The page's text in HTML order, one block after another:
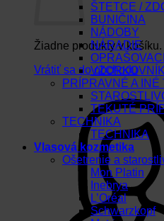
Žiadne produkty v košíku.
Vrátiť sa do obchodu
ŠTETCE /
BUNIČINA
NÁDOBY
NÁRADIE
PRÍPRAVNÉ A INÉ
TEKUTÉ
TECHNIKA
TECHNIKA
Vlasová kozmetika
Ošetrenie a
Mon Platin
Inebrya
L’Oréal
Schwarzkopf